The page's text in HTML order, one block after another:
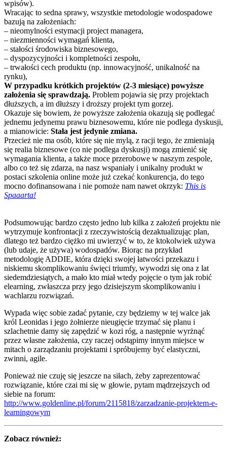
wpisów).
Wracając to sedna sprawy, wszystkie metodologie wodospadowe
bazują na założeniach:
– nieomylności estymacji project managera,
– niezmienności wymagań klienta,
– stałości środowiska biznesowego,
– dyspozycyjności i kompletności zespołu,
– trwałości cech produktu (np. innowacyjność, unikalność na
rynku),
W przypadku krótkich projektów (2-3 miesiące) powyższe
założenia się sprawdzają. Problem pojawia się przy projektach
dłuższych, a im dłuższy i droższy projekt tym gorzej.
Okazuje się bowiem, że powyższe założenia okazują się podlegać
jednemu jedynemu prawu biznesowemu, które nie podlega dyskusji,
a mianowicie: Stała jest jedynie zmiana.
Przecież nie ma osób, które się nie mylą, z racji tego, że zmieniają
się realia biznesowe (co nie podlega dyskusji) mogą zmienić się
wymagania klienta, a także moce przerobowe w naszym zespole,
albo co też się zdarza, na nasz wspaniały i unikalny produkt w
postaci szkolenia online może już czekać konkurencja, do tego
mocno dofinansowana i nie pomoże nam nawet okrzyk: This is
Spaaarta!
Podsumowując bardzo często jedno lub kilka z założeń projektu nie
wytrzymuje konfrontacji z rzeczywistością dezaktualizując plan,
dlatego też bardzo ciężko mi uwierzyć w to, że ktokolwiek używa
(lub udaje, że używa) wodospadów. Biorąc na przykład
metodologię ADDIE, która dzięki swojej łatwości przekazu i
niskiemu skomplikowaniu święci triumfy, wywodzi się ona z lat
siedemdziesiątych, a mało kto miał wtedy pojęcie o tym jak robić
elearning, zwłaszcza przy jego dzisiejszym skomplikowaniu i
wachlarzu rozwiązań.
Wypada więc sobie zadać pytanie, czy będziemy w tej walce jak
król Leonidas i jego żołnierze nieugięcie trzymać się planu i
szlachetnie damy się zapędzić w kozi róg, a następnie wyrżnąć
przez własne założenia, czy raczej odstąpimy innym miejsce w
mitach o zarządzaniu projektami i spróbujemy być elastyczni,
zwinni, agile.
Ponieważ nie czuję się jeszcze na siłach, żeby zaprezentować
rozwiązanie, które czai mi się w głowie, pytam mądrzejszych od
siebie na forum:
http://www.goldenline.pl/forum/2115818/zarzadzanie-projektem-e-
learningowym
Zobacz również: